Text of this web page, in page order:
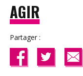
AGIR
Partager :